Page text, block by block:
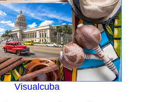
Visualcuba